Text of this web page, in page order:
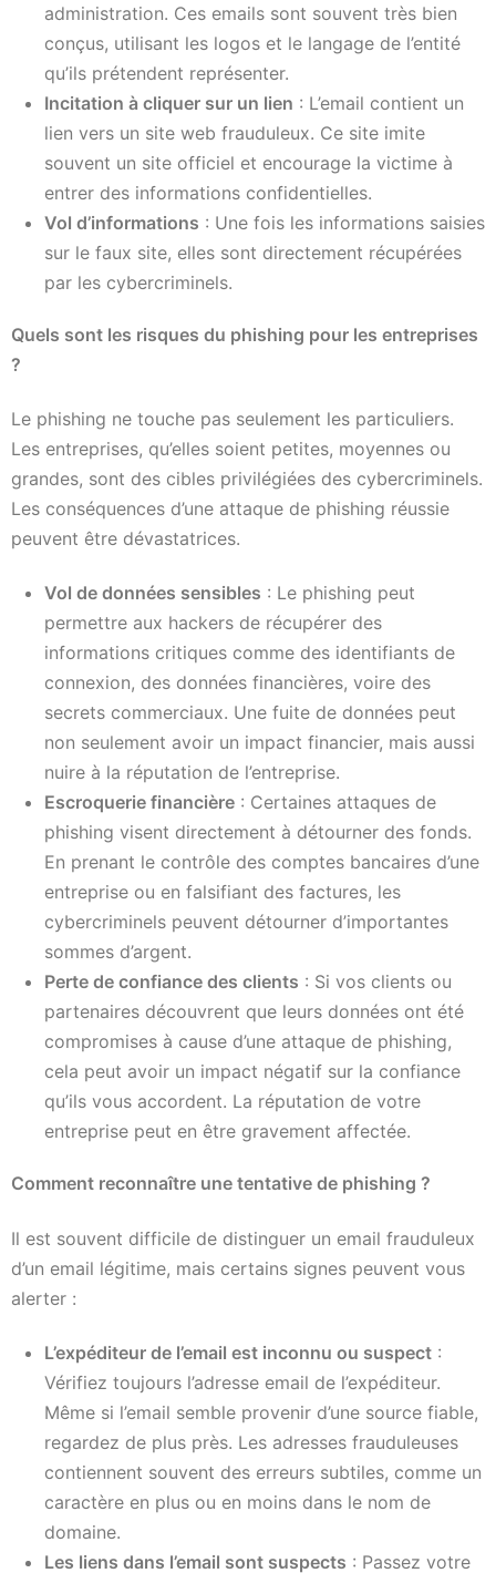
administration. Ces emails sont souvent très bien
conçus, utilisant les logos et le langage de l’entité
qu’ils prétendent représenter.
Incitation à cliquer sur un lien : L’email contient un
lien vers un site web frauduleux. Ce site imite
souvent un site officiel et encourage la victime à
entrer des informations confidentielles.
Vol d’informations : Une fois les informations saisies
sur le faux site, elles sont directement récupérées
par les cybercriminels.
Quels sont les risques du phishing pour les entreprises
?
Le phishing ne touche pas seulement les particuliers.
Les entreprises, qu’elles soient petites, moyennes ou
grandes, sont des cibles privilégiées des cybercriminels.
Les conséquences d’une attaque de phishing réussie
peuvent être dévastatrices.
Vol de données sensibles : Le phishing peut
permettre aux hackers de récupérer des
informations critiques comme des identifiants de
connexion, des données financières, voire des
secrets commerciaux. Une fuite de données peut
non seulement avoir un impact financier, mais aussi
nuire à la réputation de l’entreprise.
Escroquerie financière : Certaines attaques de
phishing visent directement à détourner des fonds.
En prenant le contrôle des comptes bancaires d’une
entreprise ou en falsifiant des factures, les
cybercriminels peuvent détourner d’importantes
sommes d’argent.
Perte de confiance des clients : Si vos clients ou
partenaires découvrent que leurs données ont été
compromises à cause d’une attaque de phishing,
cela peut avoir un impact négatif sur la confiance
qu’ils vous accordent. La réputation de votre
entreprise peut en être gravement affectée.
Comment reconnaître une tentative de phishing ?
Il est souvent difficile de distinguer un email frauduleux
d’un email légitime, mais certains signes peuvent vous
alerter :
L’expéditeur de l’email est inconnu ou suspect :
Vérifiez toujours l’adresse email de l’expéditeur.
Même si l’email semble provenir d’une source fiable,
regardez de plus près. Les adresses frauduleuses
contiennent souvent des erreurs subtiles, comme un
caractère en plus ou en moins dans le nom de
domaine.
Les liens dans l’email sont suspects : Passez votre